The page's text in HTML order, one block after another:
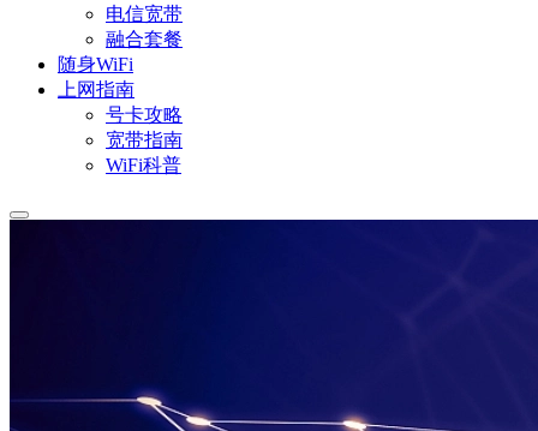
电信宽带
融合套餐
随身WiFi
上网指南
号卡攻略
宽带指南
WiFi科普